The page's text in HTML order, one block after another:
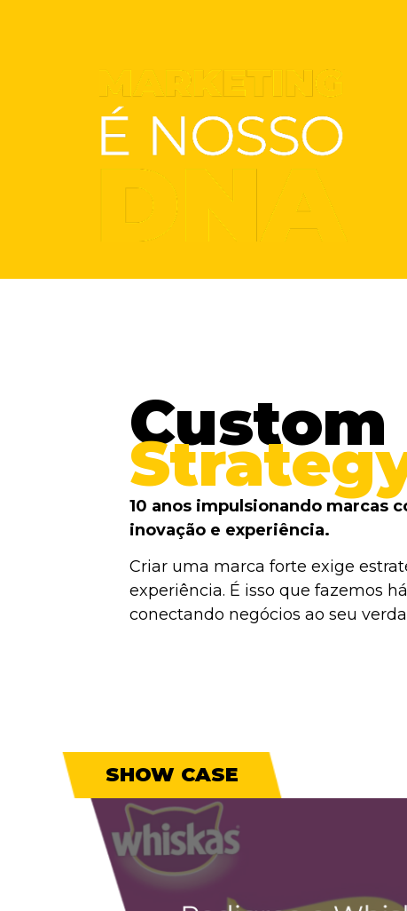
Custom
10 anos impulsionando marcas
inovação e experiência.
Criar uma marca forte exige
experiência. É isso que fazemos
conectando negócios ao seu
SHOW CASE